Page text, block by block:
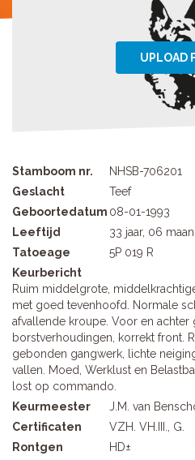
Stamboom nr.
NHSB-706201
Geslacht
Teef
Geboortedatum 08-01-1993
Leeftijd
33 jaar, 06
Tatoeage
5P 019 R
Keurbericht
Ruim middelgrote,
met goed tevenhoofd. Normale
afvallende kroupe. Voor en
borstverhoudingen, korrekt front.
gebonden gangwerk, lichte
vallen. Moed, Werklust en
lost op commando.
Keurmeester
J.M. van
Certificaten
VZH. VH.III., G.
Rontgen
HD±